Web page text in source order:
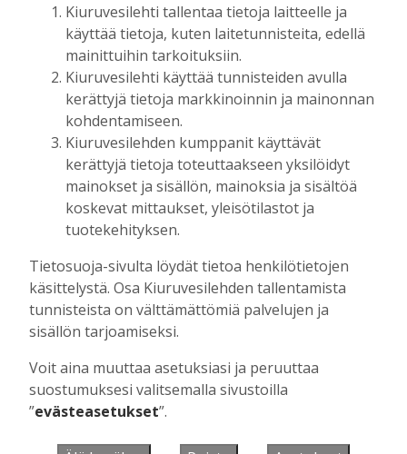
Salasana
Muista minut
Unohtuiko salasana?
se tästä.
Käyntiosoite :
Kiuruvesi Lehti oy
Niemistenkatu 4
Kiuruvesi
Kiuruvesilehti tallentaa tietoja laitteelle ja
käyttää tietoja, kuten laitetunnisteita, edellä
mainittuihin tarkoituksiin.
Kiuruvesilehti käyttää tunnisteiden avulla
kerättyjä tietoja markkinoinnin ja mainonnan
kohdentamiseen.
Kiuruvesilehden kumppanit käyttävät
kerättyjä tietoja toteuttaakseen yksilöidyt
mainokset ja sisällön, mainoksia ja sisältöä
koskevat mittaukset, yleisötilastot ja
tuotekehityksen.
Tietosuoja-sivulta löydät tietoa henkilötietojen
käsittelystä. Osa Kiuruvesilehden tallentamista
tunnisteista on välttämättömiä palvelujen ja
sisällön tarjoamiseksi.
Voit aina muuttaa asetuksiasi ja peruuttaa
suostumuksesi valitsemalla sivustoilla
”evästeasetukset”.